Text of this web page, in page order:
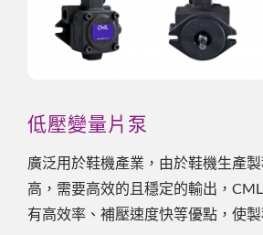
低壓變量片泵
廣泛用於鞋機產業，由於鞋機生產
高，需要高效的且穩定的輸出，
有高效率、補壓速度快等優點，使